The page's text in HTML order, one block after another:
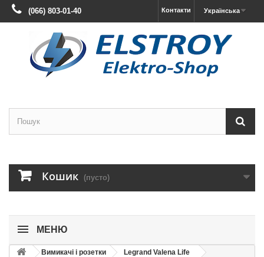
Українська
Контакти
(066) 803-01-40
Кошик (пусто)
МЕНЮ
Вимикачі і розетки
Legrand Valena Life